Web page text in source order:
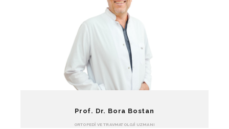
Prof. Dr. Bora Bostan
ORTOPEDI VE TRAVMATOLOJI UZMANI